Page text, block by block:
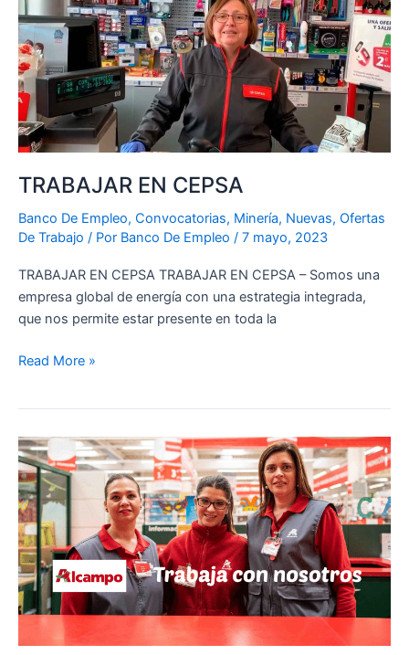
TRABAJAR EN CEPSA
Banco De Empleo, Convocatorias, Minería, Nuevas, Ofertas
De Trabajo / Por Banco De Empleo / 7 mayo, 2023
TRABAJAR EN CEPSA TRABAJAR EN CEPSA – Somos una
empresa global de energía con una estrategia integrada,
que nos permite estar presente en toda la
Read More »
VARIAS
VACANTES
EN
ALCAMPO